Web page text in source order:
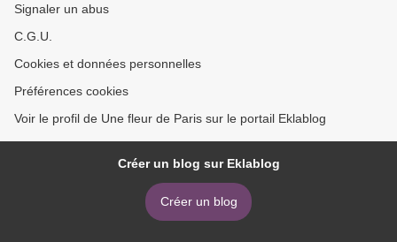
Signaler un abus
C.G.U.
Cookies et données personnelles
Préférences cookies
Voir le profil de Une fleur de Paris sur le portail Eklablog
Créer un blog sur Eklablog
Créer un blog